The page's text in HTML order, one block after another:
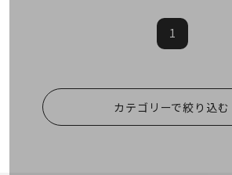
タフネススマートフォン
データ通信製品
1
カテゴリーで絞り込む